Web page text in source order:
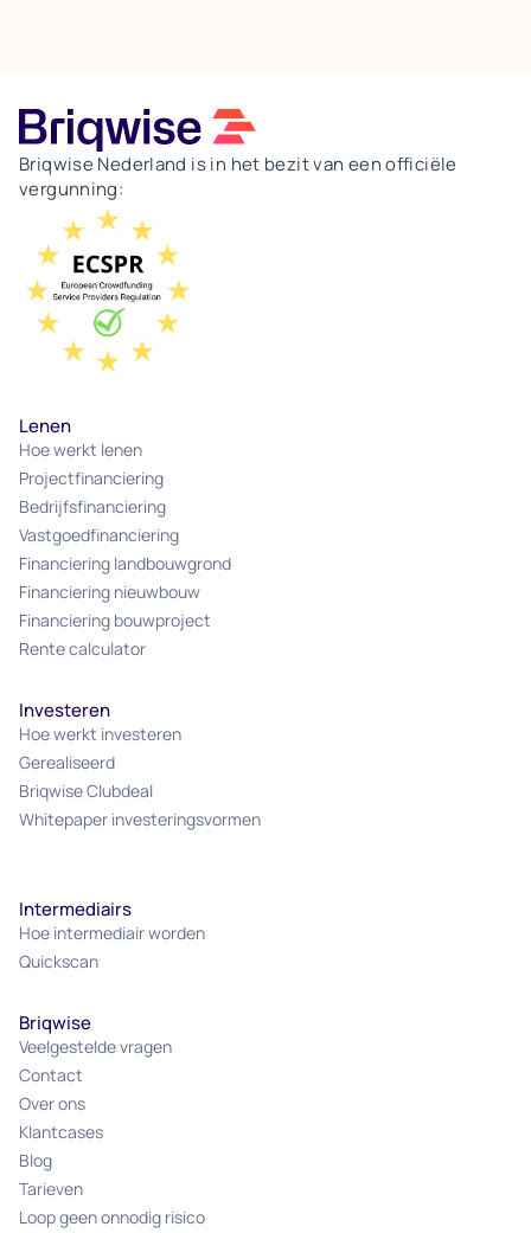
ondernemer stelt kapitaal ter beschikking aan een
andere ondernemer, waarbij vastgoed dient als
zekerheid voor de lening.Dat klinkt eenvoudig,
maar achter die structuur schuilt een belangrijk
begrip dat bepalend is voor het risicoprofiel van
elke vastgoedfinanciering: de Loan-to-Value
(LTV).
Briqwise Nederland is in het bezit van een officiële
vergunning:
Lenen
Hoe werkt lenen
Projectfinanciering
Bedrijfsfinanciering
Vastgoedfinanciering
Financiering landbouwgrond
Financiering nieuwbouw
Financiering bouwproject
Rente calculator
Investeren
Hoe werkt investeren
Gerealiseerd
Briqwise Clubdeal
Whitepaper investeringsvormen
Intermediairs
Hoe intermediair worden
Quickscan
Briqwise
Veelgestelde vragen
Contact
Over ons
Klantcases
Blog
Tarieven
Loop geen onnodig risico